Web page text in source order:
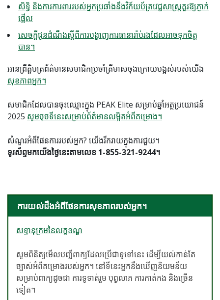
សិទ្ធិ និងការការពាររបស់អ្នកប្រឆាំងនឹងវិក័យប័ត្រវេជ្ជសាស្ត្រគួរឱ្យភ្ញាក់
ផ្អើល
សេចក្តីជូនដំណឹងស្តីពីការបង្ហាញការធានារ៉ាប់រងដែលអាចទុកចិត្ត
បាន។
អាន​ព្រឹត្តិបត្រ​ព័ត៌មាន​សមាជិក​ប្រចាំ​ត្រីមាស​ចុងក្រោយ​បង្អស់​របស់​យើង
សុខភាពអ្នក​។
សមាជិកដែលបានចុះឈ្មោះក្នុង PEAK Elite សម្រាប់ឆ្នាំអត្ថប្រយោជន៍
2025 សូមចុចទីនេះសម្រាប់ព័ត៌មានលម្អិតអំពីគម្រោង។
សំណួរអំពីផែនការរបស់អ្នក? យើងរីករាយក្នុងការជួយ។
ទូរស័ព្ទមកយើងថ្ងៃនេះតាមលេខ 1-855-321-9244។
ការយល់ដឹងអំពីផែនការសុខភាពរបស់អ្នក។
សទ្ទានុក្រមនៃលក្ខខណ្ឌ
សូមពិនិត្យមើលបញ្ជីពាក្យដែលប្រើជាទូទៅនេះ ដើម្បីយល់កាន់តែ
ច្បាស់អំពីគម្រោងរបស់អ្នក។ នៅទីនេះអ្នកនឹងឃើញនិយមន័យ
សម្រាប់ពាក្យដូចជា ការទូទាត់រួម បុព្វលាភ ការកាត់កង និងច្រើន
ទៀត។